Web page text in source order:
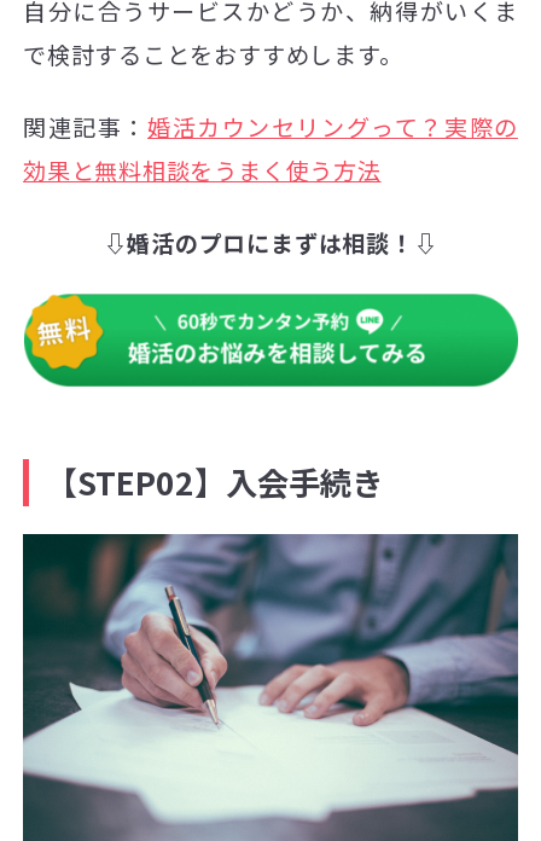
自分に合うサービスかどうか、納得がいくま
で検討することをおすすめします。
関連記事：婚活カウンセリングって？実際の
効果と無料相談をうまく使う方法
⇩婚活のプロにまずは相談！⇩
【STEP02】入会手続き